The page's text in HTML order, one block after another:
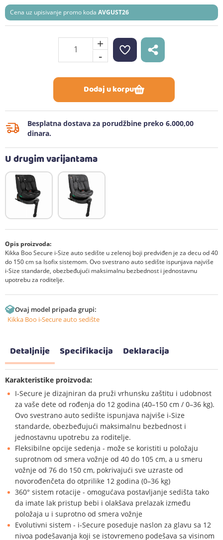
Cena uz upisivanje promo koda AVGUST26
+
-
Dodaj u korpu
Besplatna dostava za porudžbine preko 6.000,00
dinara.
U drugim varijantama
Opis proizvoda:
Kikka Boo Secure i-Size auto sedište u zelenoj boji predviđen je za decu od 40
do 150 cm sa Isofix sistemom. Ovo svestrano auto sedište ispunjava najviše
i-Size standarde, obezbeđujući maksimalnu bezbednost i jednostavnu
upotrebu za roditelje.
Ovaj model pripada grupi:
Kikka Boo i-Secure auto sedište
Detaljnije Specifikacija Deklaracija
Karakteristike proizvoda:
I-Secure je dizajniran da pruži vrhunsku zaštitu i udobnost
za vaše dete od rođenja do 12 godina (40–150 cm / 0–36 kg).
Ovo svestrano auto sedište ispunjava najviše i-Size
standarde, obezbeđujući maksimalnu bezbednost i
jednostavnu upotrebu za roditelje.
Fleksibilne opcije sedenja - može se koristiti u položaju
suprotnom od smera vožnje od 40 do 105 cm, a u smeru
vožnje od 76 do 150 cm, pokrivajući sve uzraste od
novorođenčeta do otprilike 12 godina (0–36 kg)
360° sistem rotacije - omogućava postavljanje sedišta tako
da imate lak pristup bebi i olakšava prelazak između
položaja u i suprotno od smera vožnje
Evolutivni sistem - i-Secure poseduje naslon za glavu sa 12
nivoa podešavanja koji se istovremeno podešava sa visinom